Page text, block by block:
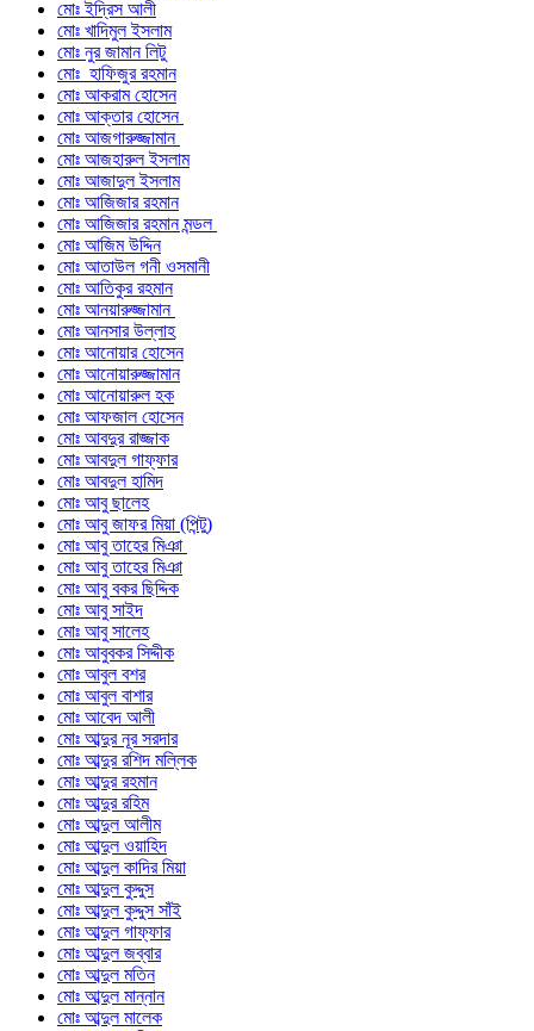
মোঃ ইদ্রিস আলী
মোঃ খাদিমুল ইসলাম
মোঃ নুর জামান লিটু
মোঃ হাফিজুর রহমান
মোঃ আকরাম হোসেন
মোঃ আক্তার হোসেন
মোঃ আজগারুজ্জামান
মোঃ আজহারুল ইসলাম
মোঃ আজাদুল ইসলাম
মোঃ আজিজার রহমান
মোঃ আজিজার রহমান মন্ডল
মোঃ আজিম উদ্দিন
মোঃ আতাউল গনী ওসমানী
মোঃ আতিকুর রহমান
মোঃ আনয়ারুজ্জামান
মোঃ আনসার উল্লাহ
মোঃ আনোয়ার হোসেন
মোঃ আনোয়ারুজ্জামান
মোঃ আনোয়ারুল হক
মোঃ আফজাল হোসেন
মোঃ আবদুর রাজ্জাক
মোঃ আবদুল গাফ্‌ফার
মোঃ আবদুল হামিদ
মোঃ আবু ছালেহ
মোঃ আবু জাফর মিয়া (পিন্টু)
মোঃ আবু তাহের মিঞা
মোঃ আবু তাহের মিঞা
মোঃ আবু বকর ছিদ্দিক
মোঃ আবু সাইদ
মোঃ আবু সালেহ
মোঃ আবুবকর সিদ্দীক
মোঃ আবুল বশর
মোঃ আবুল বাশার
মোঃ আবেদ আলী
মোঃ আব্দুর নূর সরদার
মোঃ আব্দুর রশিদ মল্লিক
মোঃ আব্দুর রহমান
মোঃ আব্দুর রহিম
মোঃ আব্দুল আলীম
মোঃ আব্দুল ওয়াহিদ
মোঃ আব্দুল কাদির মিয়া
মোঃ আব্দুল কুদ্দুস
মোঃ আব্দুল কুদ্দুস সাঁই
মোঃ আব্দুল গাফ্ফার
মোঃ আব্দুল জব্বার
মোঃ আব্দুল মতিন
মোঃ আব্দুল মান্নান
মোঃ আব্দুল মালেক